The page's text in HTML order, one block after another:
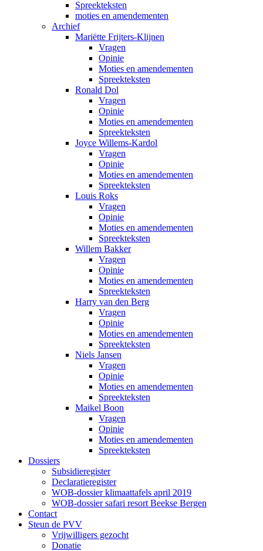
Spreekteksten
moties en amendementen
Archief
Mariëtte Frijters-Klijnen
Vragen
Opinie
Moties en amendementen
Spreekteksten
Ronald Dol
Vragen
Opinie
Moties en amendementen
Spreekteksten
Joyce Willems-Kardol
Vragen
Opinie
Moties en amendementen
Spreekteksten
Louis Roks
Vragen
Opinie
Moties en amendementen
Spreekteksten
Willem Bakker
Vragen
Opinie
Moties en amendementen
Spreekteksten
Harry van den Berg
Vragen
Opinie
Moties en amendementen
Spreekteksten
Niels Jansen
Vragen
Opinie
Moties en amendementen
Spreekteksten
Maikel Boon
Vragen
Opinie
Moties en amendementen
Spreekteksten
Dossiers
Subsidieregister
Declaratieregister
WOB-dossier klimaattafels april 2019
WOB-dossier safari resort Beekse Bergen
Contact
Steun de PVV
Vrijwilligers gezocht
Donatie